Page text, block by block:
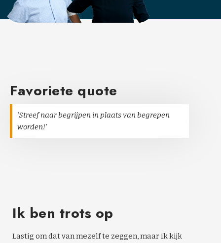
Favoriete quote
‘Streef naar begrijpen in plaats van begrepen
worden!’
Ik ben trots op
Lastig om dat van mezelf te zeggen, maar ik kijk